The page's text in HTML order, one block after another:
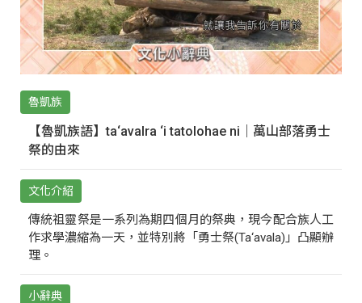
魯凱族
【魯凱族語】ta‘avalra ‘i tatolohae ni｜萬山部落勇士
祭的由來
文化介紹
傳統祖靈祭是一系列為期四個月的祭典，現今配合族人工
作求學濃縮為一天，並特別將「勇士祭(Ta‘avala)」凸顯辦
理。
小辭典